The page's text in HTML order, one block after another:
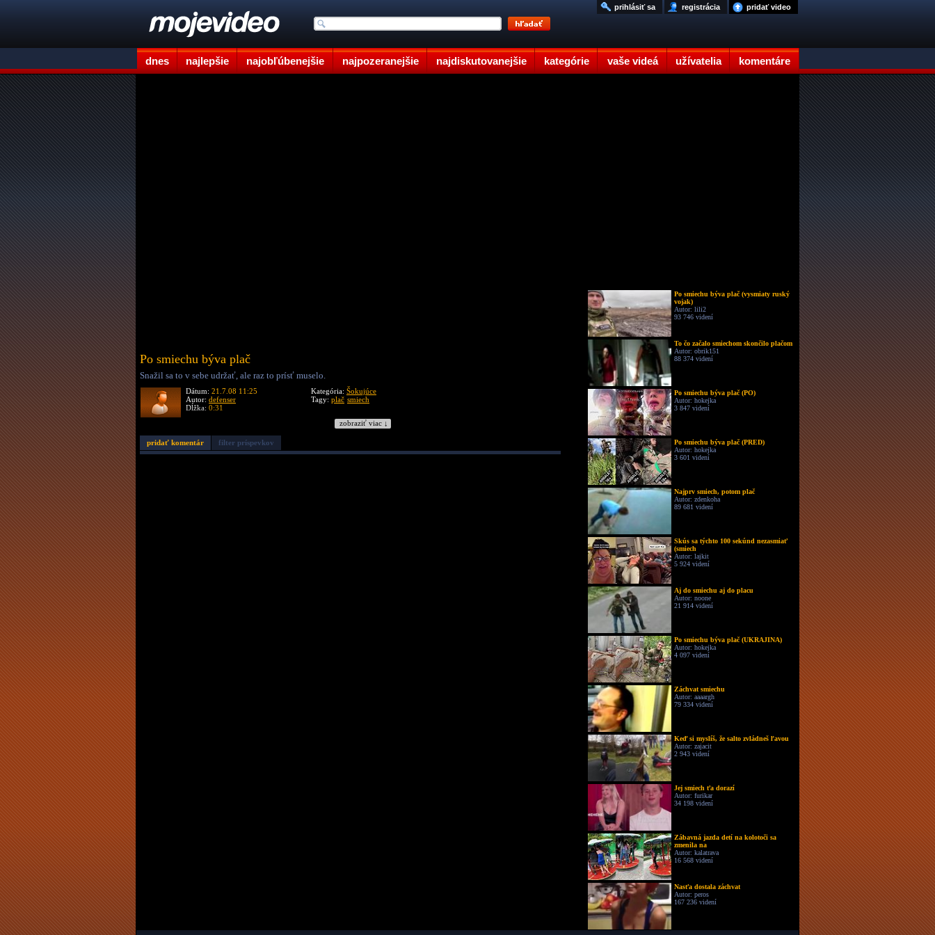
dnes najlepšie najobľúbenejšie najpozeranejšie najdiskutovanejšie kategórie vaše videá užívatelia komentáre
pridať video
registrácia
prihlásiť sa
Po smiechu býva plač
Snažil sa to v sebe udržať, ale raz to prísť muselo.
Dátum: 21.7.08 11:25
Autor: defenser
Dĺžka: 0:31
Kategória: Šokujúce
Tagy: plač smiech
zobraziť viac ↓
pridať komentár filter príspevkov
Po smiechu býva plač (vysmiaty ruský
vojak)
Autor: lili2
93 746 videní
To čo začalo smiechom skončilo plačom
Autor: obrik151
88 374 videní
Po smiechu býva plač (PO)
Autor: hokejka
3 847 videní
Po smiechu býva plač (PRED)
Autor: hokejka
3 601 videní
Najprv smiech, potom plač
Autor: zdenkoha
89 681 videní
Skús sa týchto 100 sekúnd nezasmiať
(smiech
Autor: lajkit
5 924 videní
Aj do smiechu aj do placu
Autor: noone
21 914 videní
Po smiechu býva plač (UKRAJINA)
Autor: hokejka
4 097 videní
Záchvat smiechu
Autor: aaaargh
79 334 videní
Keď si myslíš, že salto zvládneš ľavou
Autor: zajacit
2 943 videní
Jej smiech ťa dorazí
Autor: furikar
34 198 videní
Zábavná jazda detí na kolotoči sa
zmenila na
Autor: kalatrava
16 568 videní
Nasťa dostala záchvat
Autor: peros
167 236 videní